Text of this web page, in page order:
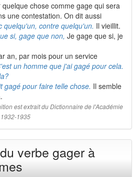
quelque chose comme gage qui sera
une contestation. On dit aussi
quelqu'un, contre quelqu'un. Il vieillit.
si, gage que non, Je gage que si, je
an, par mois pour un service
un homme que j'ai gagé pour cela.
gagé pour faire telle chose. Il semble
est extrait du Dictionnaire de l'Académie
1935
verbe gager à